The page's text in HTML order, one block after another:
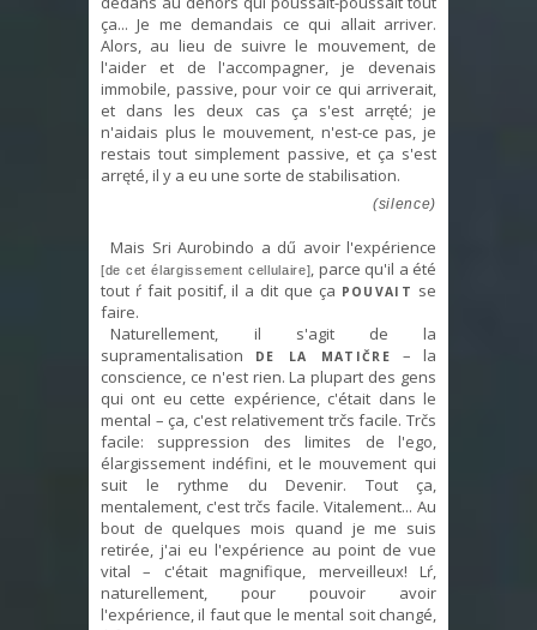
ça... Je me demandais ce qui allait arriver.
Alors, au lieu de suivre le mouvement, de
l'aider et de l'accompagner, je devenais
immobile, passive, pour voir ce qui arriverait,
et dans les deux cas ça s'est arręté; je
n'aidais plus le mouvement, n'est-ce pas, je
restais tout simplement passive, et ça s'est
arręté, il y a eu une sorte de stabilisation.
(silence)
Mais Sri Aurobindo a dű avoir l'expérience
[de cet élargissement cellulaire], parce qu'il a été
tout ŕ fait positif, il a dit que ça POUVAIT se
faire.
Naturellement, il s'agit de la
supramentalisation
DE LA MATIČRE
– la
conscience, ce n'est rien. La plupart des gens
qui ont eu cette expérience, c'était dans le
mental – ça, c'est relativement trčs facile. Trčs
facile: suppression des limites de l'ego,
élargissement indéfini, et le mouvement qui
suit le rythme du Devenir. Tout ça,
mentalement, c'est trčs facile. Vitalement... Au
bout de quelques mois quand je me suis
retirée, j'ai eu l'expérience au point de vue
vital – c'était magnifique, merveilleux! Lŕ,
naturellement, pour pouvoir avoir
l'expérience, il faut que le mental soit changé,